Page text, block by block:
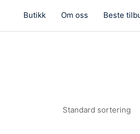
Butikk Om oss Beste